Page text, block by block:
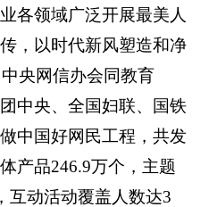
各领域广泛开展最美人
，以时代新风塑造和净
央网信办会同教育
中央、全国妇联、国铁
中国好网民工程，共发
产品246.9万个，主题
互动活动覆盖人数达3